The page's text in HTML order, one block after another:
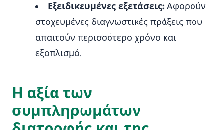
Εξειδικευμένες εξετάσεις: Αφορούν
στοχευμένες διαγνωστικές πράξεις που
απαιτούν περισσότερο χρόνο και
εξοπλισμό.
Η αξία των
συμπληρωμάτων